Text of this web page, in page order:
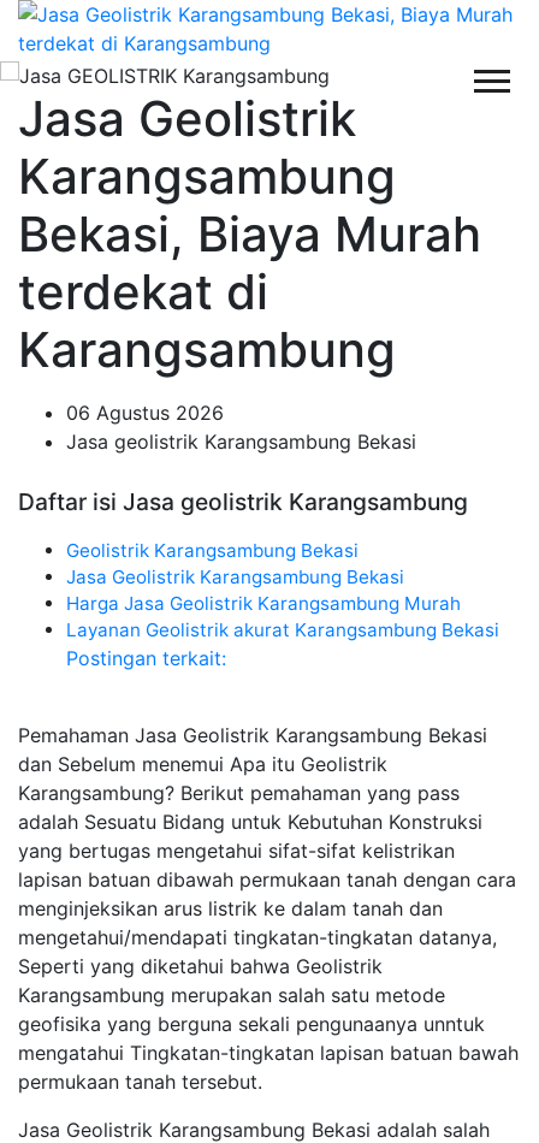
Jasa Geolistrik
Karangsambung
Bekasi, Biaya Murah
terdekat di
Karangsambung
06 Agustus 2026
Jasa geolistrik Karangsambung Bekasi
Daftar isi Jasa geolistrik Karangsambung
Geolistrik Karangsambung Bekasi
Jasa Geolistrik Karangsambung Bekasi
Harga Jasa Geolistrik Karangsambung Murah
Layanan Geolistrik akurat Karangsambung Bekasi
Postingan terkait:
Pemahaman Jasa Geolistrik Karangsambung Bekasi
dan Sebelum menemui Apa itu Geolistrik
Karangsambung? Berikut pemahaman yang pass
adalah Sesuatu Bidang untuk Kebutuhan Konstruksi
yang bertugas mengetahui sifat-sifat kelistrikan
lapisan batuan dibawah permukaan tanah dengan cara
menginjeksikan arus listrik ke dalam tanah dan
mengetahui/mendapati tingkatan-tingkatan datanya,
Seperti yang diketahui bahwa Geolistrik
Karangsambung merupakan salah satu metode
geofisika yang berguna sekali pengunaanya unntuk
mengatahui Tingkatan-tingkatan lapisan batuan bawah
permukaan tanah tersebut.
Jasa Geolistrik Karangsambung Bekasi adalah salah